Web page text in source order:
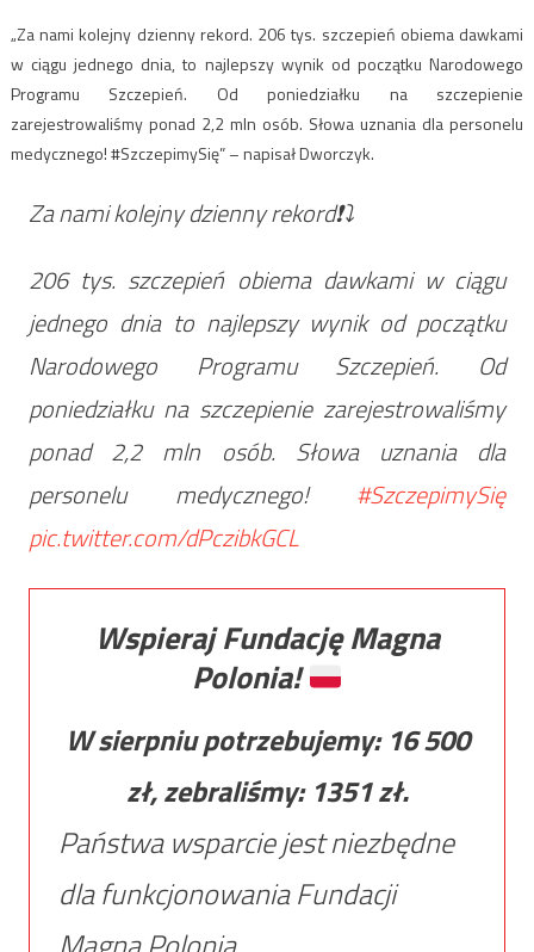
„Za nami kolejny dzienny rekord. 206 tys. szczepień obiema dawkami
w ciągu jednego dnia, to najlepszy wynik od początku Narodowego
Programu Szczepień. Od poniedziałku na szczepienie
zarejestrowaliśmy ponad 2,2 mln osób. Słowa uznania dla personelu
medycznego! #SzczepimySię” – napisał Dworczyk.
Za nami kolejny dzienny rekord❗⤵️
206 tys. szczepień obiema dawkami w ciągu
jednego dnia to najlepszy wynik od początku
Narodowego Programu Szczepień. Od
poniedziałku na szczepienie zarejestrowaliśmy
ponad 2,2 mln osób. Słowa uznania dla
personelu medycznego! #SzczepimySię
pic.twitter.com/dPczibkGCL
Wspieraj Fundację Magna
Polonia!
W sierpniu potrzebujemy: 16 500
zł, zebraliśmy: 1351zł.
Państwa wsparcie jest niezbędne
dla funkcjonowania Fundacji